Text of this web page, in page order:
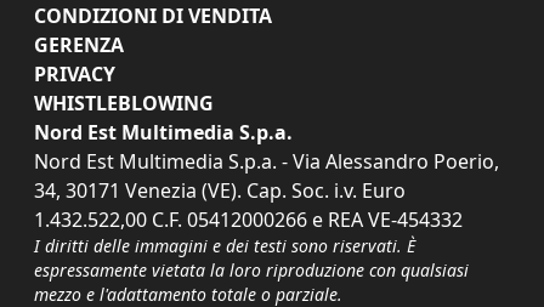
CONDIZIONI DI VENDITA
GERENZA
PRIVACY
WHISTLEBLOWING
Nord Est Multimedia S.p.a.
Nord Est Multimedia S.p.a. - Via Alessandro Poerio,
34, 30171 Venezia (VE). Cap. Soc. i.v. Euro
1.432.522,00 C.F. 05412000266 e REA VE-454332
I diritti delle immagini e dei testi sono riservati. È
espressamente vietata la loro riproduzione con qualsiasi
mezzo e l'adattamento totale o parziale.